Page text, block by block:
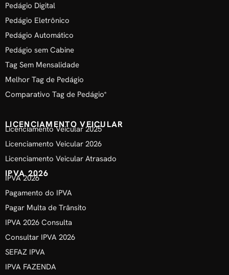
Pedágio Digital
Pedágio Eletrônico
Pedágio Automático
Pedágio sem Cabine
Tag Sem Mensalidade
Melhor Tag de Pedágio
Comparativo Tag de Pedágio*
LICENCIAMENTO VEICULAR
Licenciamento Veicular 2025
Licenciamento Veicular 2026
Licenciamento Veicular Atrasado
IPVA 2026
IPVA 2026
Pagamento do IPVA
Pagar Multa de Trânsito
IPVA 2026 Consulta
Consultar IPVA 2026
SEFAZ IPVA
IPVA FAZENDA